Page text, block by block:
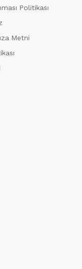
Politikası
Metni